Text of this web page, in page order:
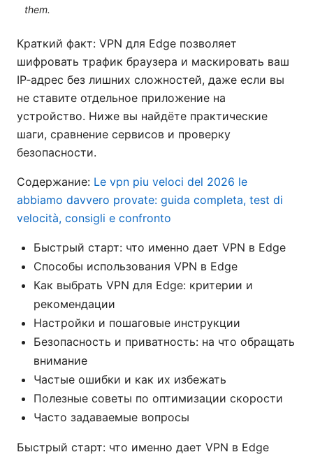
them.
Краткий факт: VPN для Edge позволяет
шифровать трафик браузера и маскировать ваш
IP‑адрес без лишних сложностей, даже если вы
не ставите отдельное приложение на
устройство. Ниже вы найдёте практические
шаги, сравнение сервисов и проверку
безопасности.
Содержание: Le vpn piu veloci del 2026 le
abbiamo davvero provate: guida completa, test di
velocità, consigli e confronto
Быстрый старт: что именно дает VPN в Edge
Способы использования VPN в Edge
Как выбрать VPN для Edge: критерии и
рекомендации
Настройки и пошаговые инструкции
Безопасность и приватность: на что обращать
внимание
Частые ошибки и как их избежать
Полезные советы по оптимизации скорости
Часто задаваемые вопросы
Быстрый старт: что именно дает VPN в Edge